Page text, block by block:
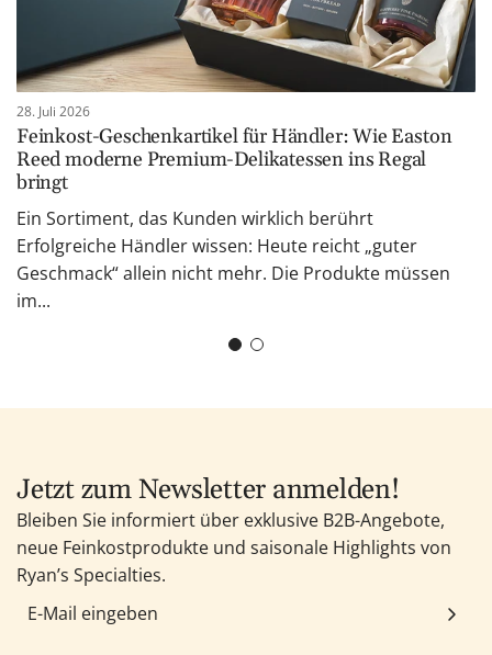
28. Juli 2026
Feinkost-Geschenkartikel für Händler: Wie Easton
Reed moderne Premium-Delikatessen ins Regal
bringt
Ein Sortiment, das Kunden wirklich berührt
Erfolgreiche Händler wissen: Heute reicht „guter
Geschmack“ allein nicht mehr. Die Produkte müssen
im...
Jetzt zum Newsletter anmelden!
Bleiben Sie informiert über exklusive B2B-Angebote,
neue Feinkostprodukte und saisonale Highlights von
Ryan’s Specialties.